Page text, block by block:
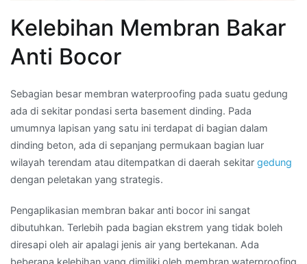
Kelebihan Membran Bakar
Anti Bocor
Sebagian besar membran waterproofing pada suatu gedung
ada di sekitar pondasi serta basement dinding. Pada
umumnya lapisan yang satu ini terdapat di bagian dalam
dinding beton, ada di sepanjang permukaan bagian luar
wilayah terendam atau ditempatkan di daerah sekitar gedung
dengan peletakan yang strategis.
Pengaplikasian membran bakar anti bocor ini sangat
dibutuhkan. Terlebih pada bagian ekstrem yang tidak boleh
diresapi oleh air apalagi jenis air yang bertekanan. Ada